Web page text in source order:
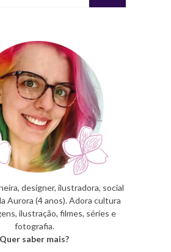
designer, ilustradora, social
Aurora (4 anos). Adora cultura
ilustração, filmes, séries e
fotografia.
Quer saber mais?